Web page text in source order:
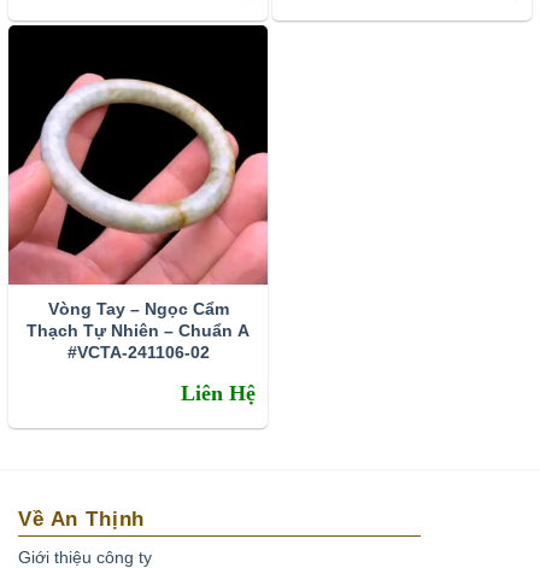
Vòng Tay – Ngọc Cẩm
Thạch Tự Nhiên – Chuẩn A
#VCTA-241106-02
Liên Hệ
Về An Thịnh
Giới thiệu công ty